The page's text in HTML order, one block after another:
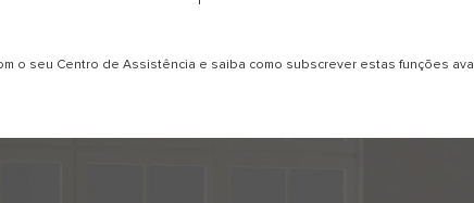
o seu Centro de Assistência e saiba como subscrever estas funções